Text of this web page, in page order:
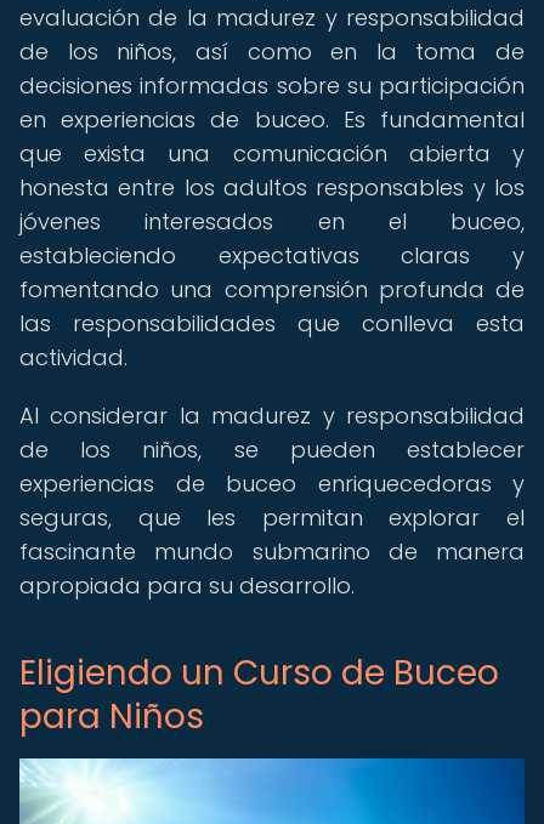
evaluación de la madurez y responsabilidad
de los niños, así como en la toma de
decisiones informadas sobre su participación
en experiencias de buceo. Es fundamental
que exista una comunicación abierta y
honesta entre los adultos responsables y los
jóvenes interesados en el buceo,
estableciendo expectativas claras y
fomentando una comprensión profunda de
las responsabilidades que conlleva esta
actividad.
Al considerar la madurez y responsabilidad
de los niños, se pueden establecer
experiencias de buceo enriquecedoras y
seguras, que les permitan explorar el
fascinante mundo submarino de manera
apropiada para su desarrollo.
Eligiendo un Curso de Buceo
para Niños